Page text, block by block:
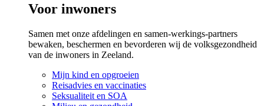
Voor inwoners
Samen met onze afdelingen en samen-werkings-partners
bewaken, beschermen en bevorderen wij de volksgezondheid
van de inwoners in Zeeland.
Mijn kind en opgroeien
Reisadvies en vaccinaties
Seksualiteit en SOA